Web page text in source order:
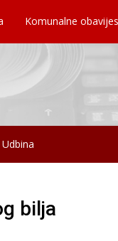
Komunalne
Udbina
bilja